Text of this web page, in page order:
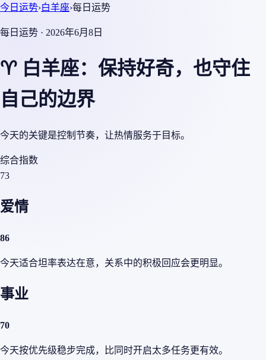
今日运势›白羊座›每日运势
每日运势 · 2026年6月8日
♈ 白羊座：保持好奇，也守住
自己的边界
今天的关键是控制节奏，让热情服务于目标。
综合指数
73
爱情
86
今天适合坦率表达在意，关系中的积极回应会更明显。
事业
70
今天按优先级稳步完成，比同时开启太多任务更有效。